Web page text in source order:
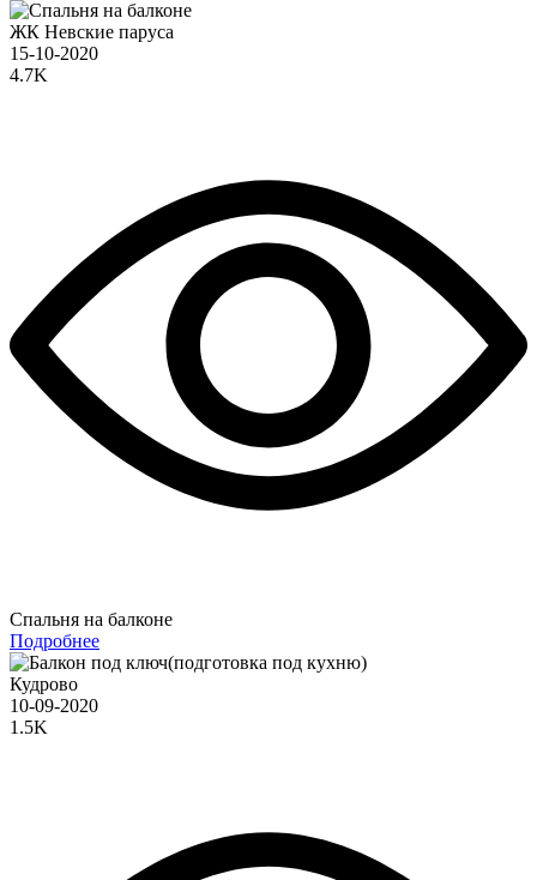
ЖК Невские паруса
15-10-2020
4.7K
Спальня на балконе
Подробнее
Кудрово
10-09-2020
1.5K